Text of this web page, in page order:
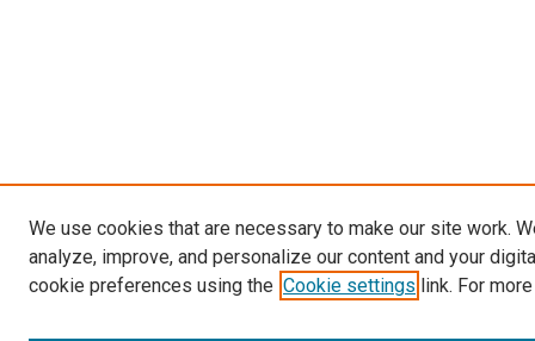
We use cookies that are necessary to make our site work.
analyze, improve, and personalize our content and your
cookie preferences using the Cookie settings link. For